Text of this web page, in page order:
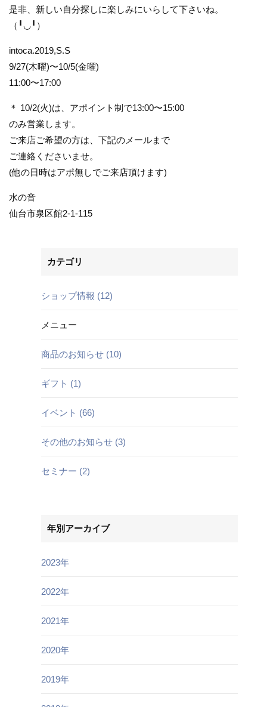
是非、新しい自分探しに楽しみにいらして下さいね。
（╹◡╹）
intoca.2019,S.S
9/27(木曜)〜10/5(金曜)
11:00〜17:00
＊ 10/2(火)は、アポイント制で13:00〜15:00
のみ営業します。
ご来店ご希望の方は、下記のメールまで
ご連絡くださいませ。
(他の日時はアポ無しでご来店頂けます)
水の音
仙台市泉区館2-1-115
カテゴリ
ショップ情報 (12)
メニュー
商品のお知らせ (10)
ギフト (1)
イベント (66)
その他のお知らせ (3)
セミナー (2)
年別アーカイブ
2023年
2022年
2021年
2020年
2019年